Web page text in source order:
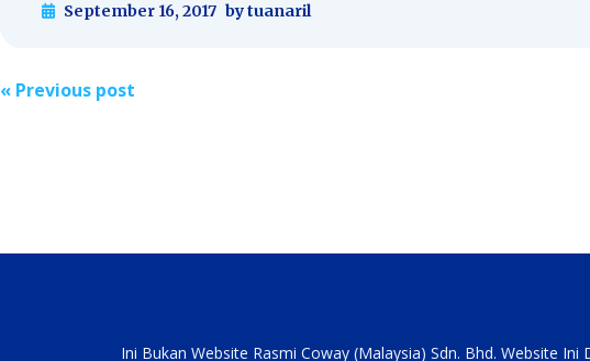
September 16, 2017 by tuanaril
Post
« Previous post
Ini Bukan Website Rasmi Coway (Malaysia) Sdn. Bhd. Website Ini